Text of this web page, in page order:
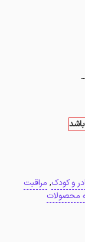
و کودک, مراقبت
محصولات